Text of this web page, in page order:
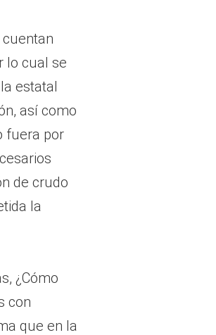
lo cual se
estatal
así como
fuera por
de crudo
la
¿Cómo
con
que en la